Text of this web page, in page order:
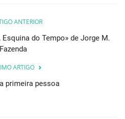
ANTERIOR
do Tempo» de Jorge M.
Fazenda
ARTIGO
primeira pessoa